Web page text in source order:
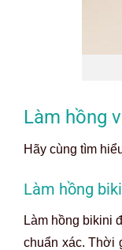
Làm hồng
Hãy cùng tìm
Làm hồng
Làm hồng bikini
chuẩn xác. Thời